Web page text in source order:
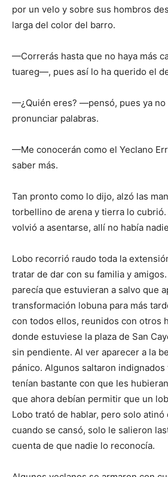
por un velo y sobre sus hombros
larga del color del barro.
—Correrás hasta que no haya más
tuareg—, pues así lo ha querido el
—¿Quién eres? —pensó, pues ya no
pronunciar palabras.
—Me conocerán como el Yeclano
saber más.
Tan pronto como lo dijo, alzó las
torbellino de arena y tierra lo
volvió a asentarse, allí no había
Lobo recorrió raudo toda la
tratar de dar con su familia y
parecía que estuvieran a salvo que
transformación lobuna para más
con todos ellos, reunidos con otros
donde estuviese la plaza de San
sin pendiente. Al ver aparecer a la
pánico. Algunos saltaron indignados
tenían bastante con que les
que ahora debían permitir que un
Lobo trató de hablar, pero solo atinó
cuando se cansó, solo le salieron
cuenta de que nadie lo reconocía.